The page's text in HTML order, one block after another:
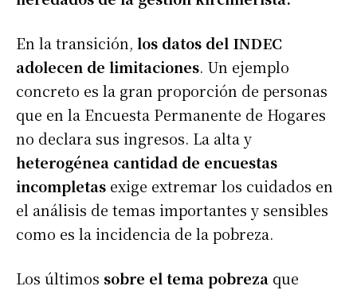
En la transición, los datos del INDEC
adolecen de limitaciones. Un ejemplo
concreto es la gran proporción de personas
que en la Encuesta Permanente de Hogares
no declara sus ingresos. La alta y
heterogénea cantidad de encuestas
incompletas exige extremar los cuidados en
el análisis de temas importantes y sensibles
como es la incidencia de la pobreza.
Los últimos sobre el tema pobreza que